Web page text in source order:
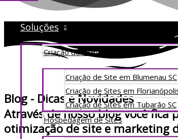
Soluções
Criação de Sites
Criação de Site em Blumenau SC
Criação de Sites em
Criação de Sites em Tubarão SC
Hospedagem de Sites
Blog - Dicas e Novidades
Através de nosso blog você fica
otimização de site e marketing